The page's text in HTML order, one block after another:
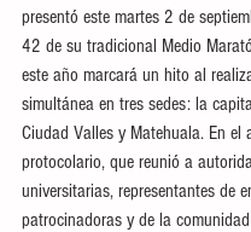
presentó este martes 2 de
42 de su tradicional Medio
este año marcará un hito al
simultánea en tres sedes: la
Ciudad Valles y Matehuala. En el
protocolario, que reunió a
universitarias, representantes de
patrocinadoras y de la